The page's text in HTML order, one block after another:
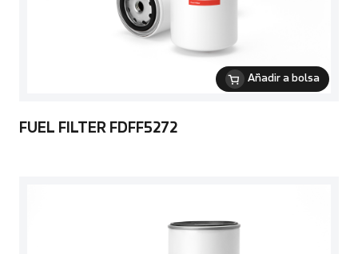
Añadir a bolsa
FUEL FILTER FDFF5272